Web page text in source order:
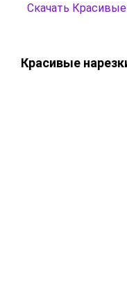
Скачать
Красивые